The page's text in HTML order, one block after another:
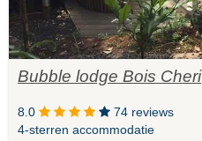
Bubble lodge Bois Cheri
8.0
74 reviews
4-sterren accommodatie